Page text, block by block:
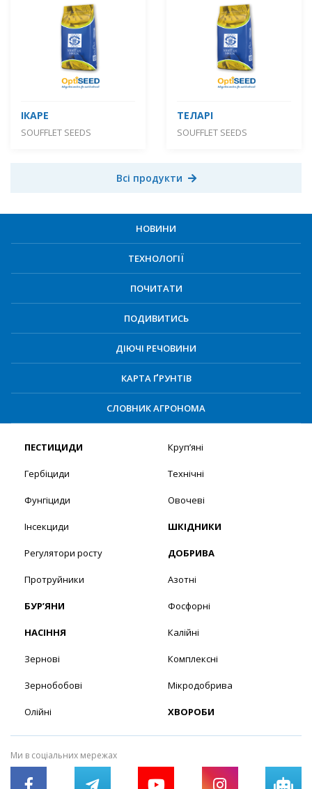
ІКАРЕ
SOUFFLET SEEDS
ТЕЛАРІ
SOUFFLET SEEDS
Всі продукти
НОВИНИ
ТЕХНОЛОГІЇ
ПОЧИТАТИ
ПОДИВИТИСЬ
ДІЮЧІ РЕЧОВИНИ
КАРТА ҐРУНТІВ
СЛОВНИК АГРОНОМА
ПЕСТИЦИДИ
Гербіциди
Фунгіциди
Інсекциди
Регулятори росту
Протруйники
БУР’ЯНИ
НАСІННЯ
Зернові
Зернобобові
Олійні
Круп’яні
Технічні
Овочеві
ШКІДНИКИ
ДОБРИВА
Азотні
Фосфорні
Калійні
Комплексні
Мікродобрива
ХВОРОБИ
Ми в соціальних мережах